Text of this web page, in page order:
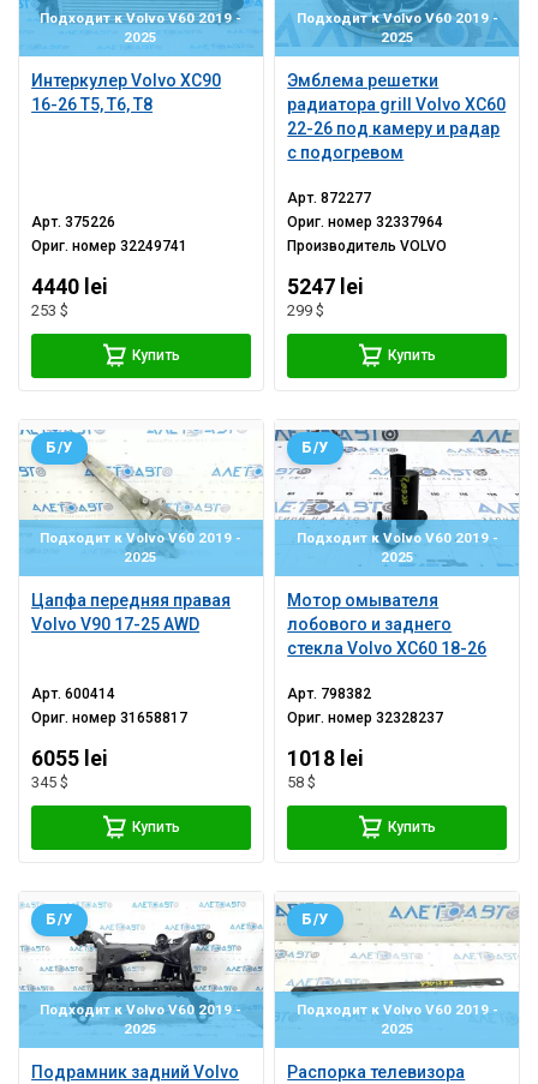
Подходит к Volvo V60 2019 -
2025
Интеркулер Volvo XC90
16-26 T5, T6, T8
Арт.375226
Ориг. номер32249741
4440 lei
253 $
Купить
Подходит к Volvo V60 2019 -
2025
Эмблема решетки
радиатора grill Volvo XC60
22-26 под камеру и радар
с подогревом
Арт.872277
Ориг. номер32337964
ПроизводительVOLVO
5247 lei
299 $
Купить
Подходит к Volvo V60 2019 -
2025
Цапфа передняя правая
Volvo V90 17-25 AWD
Б/У
Арт.600414
Ориг. номер31658817
6055 lei
345 $
Купить
Подходит к Volvo V60 2019 -
2025
Мотор омывателя
лобового и заднего
стекла Volvo XC60 18-26
Б/У
Арт. 798382
Ориг. номер32328237
1018 lei
58 $
Купить
Подходит к Volvo V60 2019 -
2025
Подрамник задний Volvo
Б/У
Подходит к Volvo V60 2019 -
2025
Распорка телевизора
Б/У